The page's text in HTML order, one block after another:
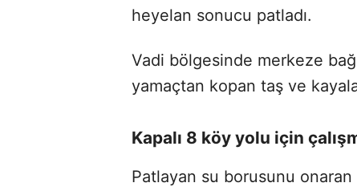
heyelan sonucu patladı.
Vadi bölgesinde merkeze
yamaçtan kopan taş ve
Kapalı 8 köy yolu için
Patlayan su borusunu